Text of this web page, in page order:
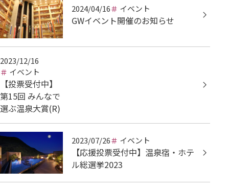
2024/04/16 イベント
GWイベント開催のお知らせ
2023/12/16
イベント
【投票受付中】
第15回 みんなで
選ぶ温泉大賞(R)
2023/07/26 イベント
【応援投票受付中】温泉宿・ホテ
ル総選挙2023